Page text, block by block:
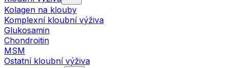
Kolagen na klouby
Komplexní kloubní výživa
Glukosamin
Chondroitin
MSM
Ostatní kloubní výživa